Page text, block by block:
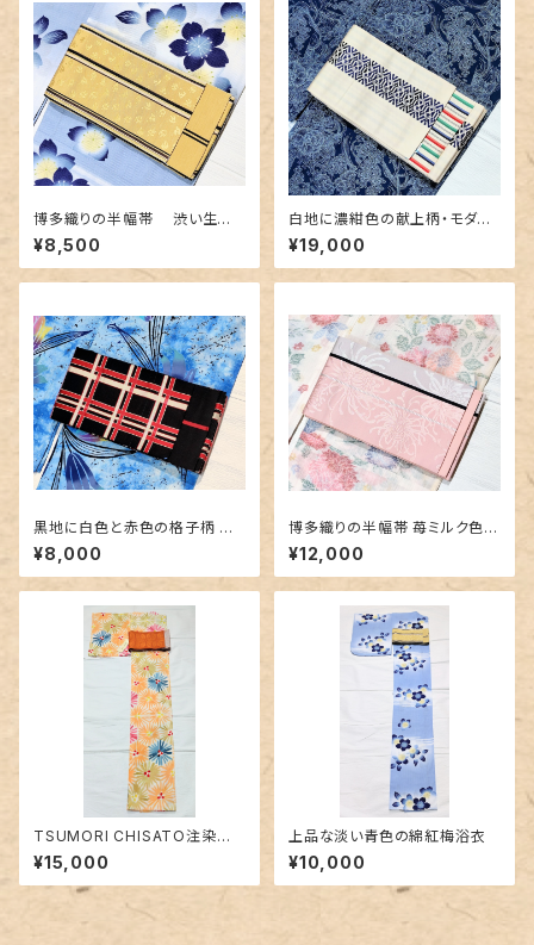
博多織りの半幅帯 渋い生成り
地に熱帯魚のような柄
¥8,500
白地に濃紺色の献上柄・モダン
なボーダー 博多織りリバーシ
ブル半幅帯
¥19,000
黒地に白色と赤色の格子柄 博
多織りの半幅帯
¥8,000
博多織りの半幅帯 苺ミルク色に
乱菊地紋
¥12,000
TSUMORI CHISATO注染浴
衣 未使用品〜花火のようなお
花柄〜
¥15,000
上品な淡い青色の綿紅梅浴衣
¥10,000